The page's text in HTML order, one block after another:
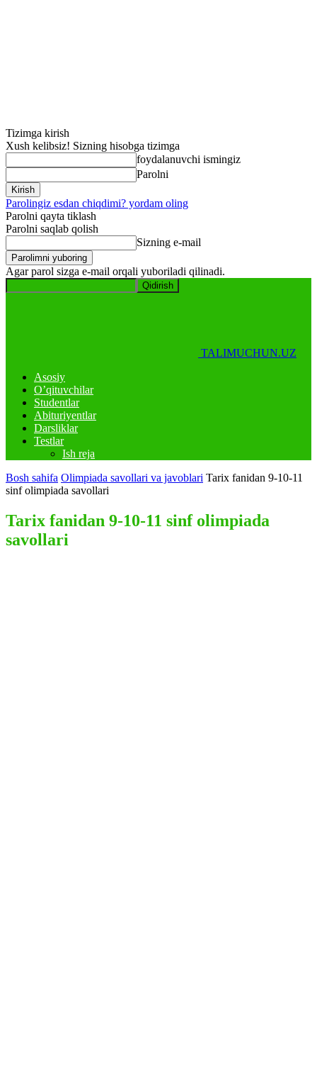
Tizimga kirish
Xush kelibsiz! Sizning hisobga tizimga
foydalanuvchi ismingiz
Parolni
Parolingiz esdan chiqdimi? yordam oling
Parolni qayta tiklash
Parolni saqlab qolish
Sizning e-mail
Agar parol sizga e-mail orqali yuboriladi qilinadi.
TALIMUCHUN.UZ
Asosiy
O’qituvchilar
Studentlar
Abituriyentlar
Darsliklar
Testlar
Ish reja
Bosh sahifa Olimpiada savollari va javoblari Tarix fanidan 9-10-11
sinf olimpiada savollari
Tarix fanidan 9-10-11 sinf olimpiada
savollari